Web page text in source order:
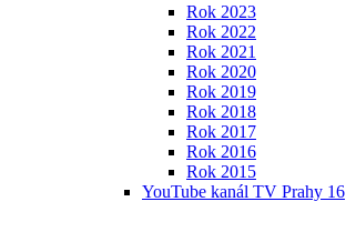
Rok 2023
Rok 2022
Rok 2021
Rok 2020
Rok 2019
Rok 2018
Rok 2017
Rok 2016
Rok 2015
YouTube kanál TV Prahy 16